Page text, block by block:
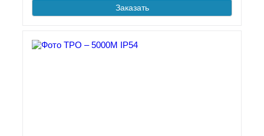
Заказать